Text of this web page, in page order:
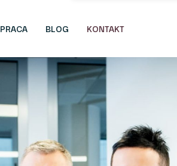
PRACA BLOG KONTAKT